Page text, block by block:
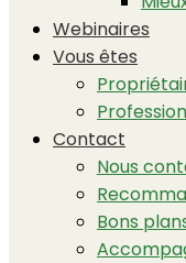
Webinaires
Vous êtes
Contact
Nous
Bons